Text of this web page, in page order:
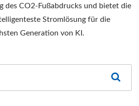
des CO2-Fußabdrucks und bietet die
Stromlösung für die
Generation von KI.